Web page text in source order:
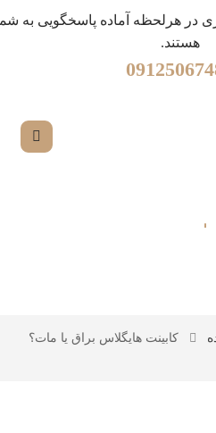
در هرلحظه آماده پاسخگویی به
هستند.
کابینت هایگلاس براق یا مات؟